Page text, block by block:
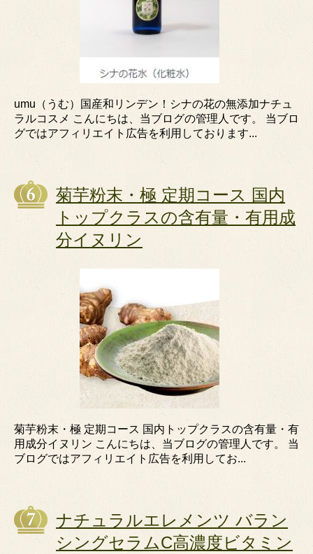
umu（うむ）国産和リンデン！シナの花の無添加ナチュ
ラルコスメ こんにちは、当ブログの管理人です。 当ブロ
グではアフィリエイト広告を利用しております...
菊芋粉末・極 定期コース 国内
トップクラスの含有量・有用成
分イヌリン
菊芋粉末・極 定期コース 国内トップクラスの含有量・有
用成分イヌリン こんにちは、当ブログの管理人です。 当
ブログではアフィリエイト広告を利用してお...
ナチュラルエレメンツ バラン
シングセラムC高濃度ビタミン